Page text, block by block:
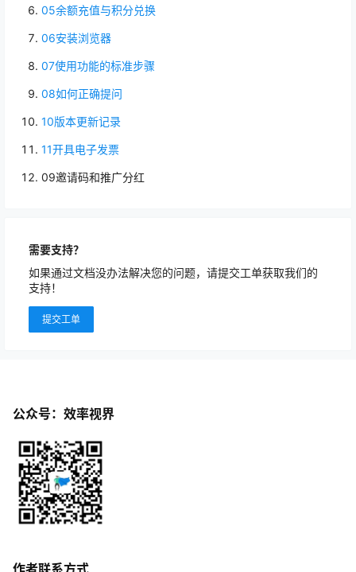
05余额充值与积分兑换
06安装浏览器
07使用功能的标准步骤
08如何正确提问
10版本更新记录
11开具电子发票
09邀请码和推广分红
需要支持？
如果通过文档没办法解决您的问题，请提交工单获取我们的
支持！
提交工单
公众号：效率视界
作者联系方式